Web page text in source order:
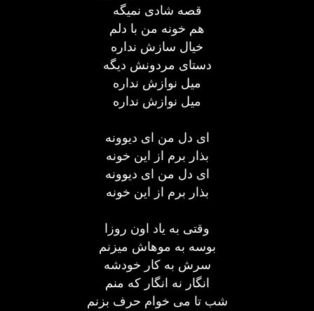
قصه شادی نمیگه
هم خونه من با دلم
خیال سازش نداره
دستای مردونش دیگه
میل نوازش نداره
میل نوازش نداره
ای دل من ای دیوونه
بذار برم از این خونه
ای دل من ای دیوونه
بذار برم از این خونه
وقتی به یاد اون روزا
بوسه به موهاش میزنم
سرش به کار خودشه
انگار نه انگار که منم
شب تا می خوام حرف بزنم